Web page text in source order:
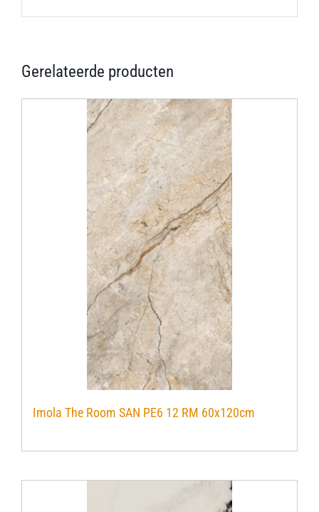
Gerelateerde producten
Imola The Room SAN PE6 12 RM 60x120cm